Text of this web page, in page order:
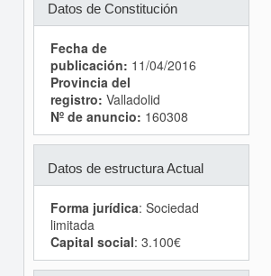
Datos de Constitución
Fecha de
publicación: 11/04/2016
Provincia del
registro: Valladolid
Nº de anuncio: 160308
Datos de estructura Actual
Forma jurídica: Sociedad
limitada
Capital social: 3.100€